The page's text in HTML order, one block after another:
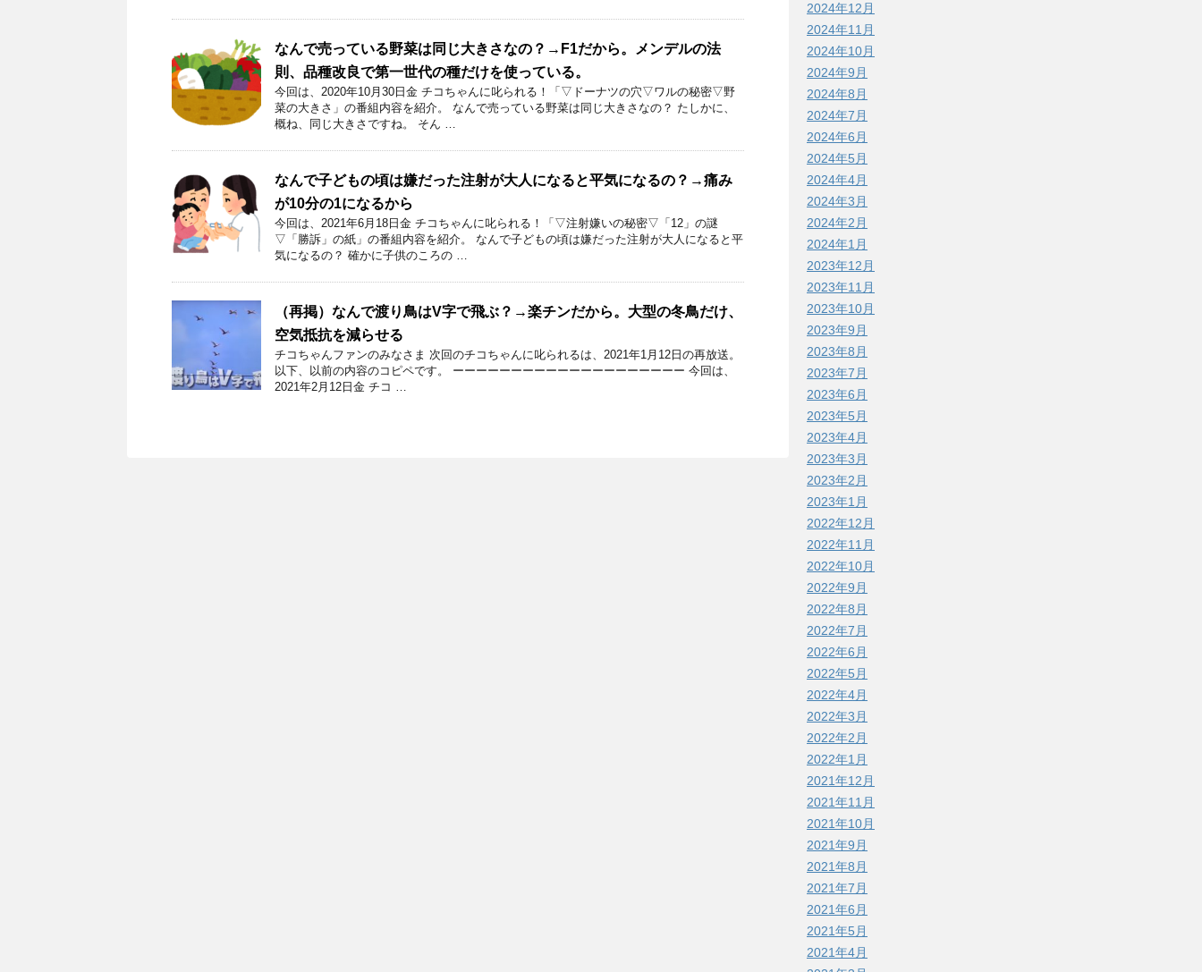
なんで売っている野菜は同じ大きさなの？→F1だから。メンデルの法
則、品種改良で第一世代の種だけを使っている。
今回は、2020年10月30日金 チコちゃんに叱られる！「▽ドーナツの穴▽ワルの秘密▽野
菜の大きさ」の番組内容を紹介。 なんで売っている野菜は同じ大きさなの？ たしかに、
概ね、同じ大きさですね。 そん …
なんで子どもの頃は嫌だった注射が大人になると平気になるの？→痛み
が10分の1になるから
今回は、2021年6月18日金 チコちゃんに叱られる！「▽注射嫌いの秘密▽「12」の謎
▽「勝訴」の紙」の番組内容を紹介。 なんで子どもの頃は嫌だった注射が大人になると平
気になるの？ 確かに子供のころの …
（再掲）なんで渡り鳥はV字で飛ぶ？→楽チンだから。大型の冬鳥だけ、
空気抵抗を減らせる
チコちゃんファンのみなさま 次回のチコちゃんに叱られるは、2021年1月12日の再放送。
以下、以前の内容のコピペです。 ーーーーーーーーーーーーーーーーーーーー 今回は、
2021年2月12日金 チコ …
2024年12月
2024年11月
2024年10月
2024年9月
2024年8月
2024年7月
2024年6月
2024年5月
2024年4月
2024年3月
2024年2月
2024年1月
2023年12月
2023年11月
2023年10月
2023年9月
2023年8月
2023年7月
2023年6月
2023年5月
2023年4月
2023年3月
2023年2月
2023年1月
2022年12月
2022年11月
2022年10月
2022年9月
2022年8月
2022年7月
2022年6月
2022年5月
2022年4月
2022年3月
2022年2月
2022年1月
2021年12月
2021年11月
2021年10月
2021年9月
2021年8月
2021年7月
2021年6月
2021年5月
2021年4月